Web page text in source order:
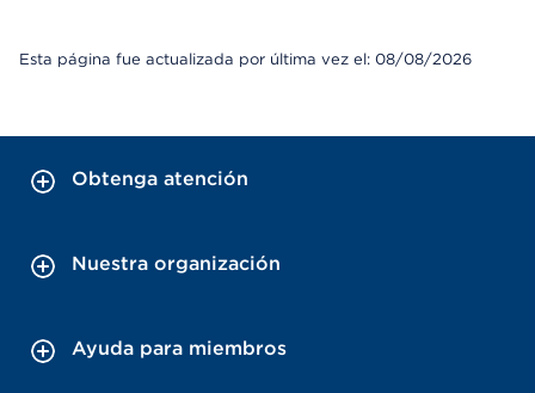
Esta página fue actualizada por última vez el: 08/08/2026
Obtenga atención
Nuestra organización
Ayuda para miembros